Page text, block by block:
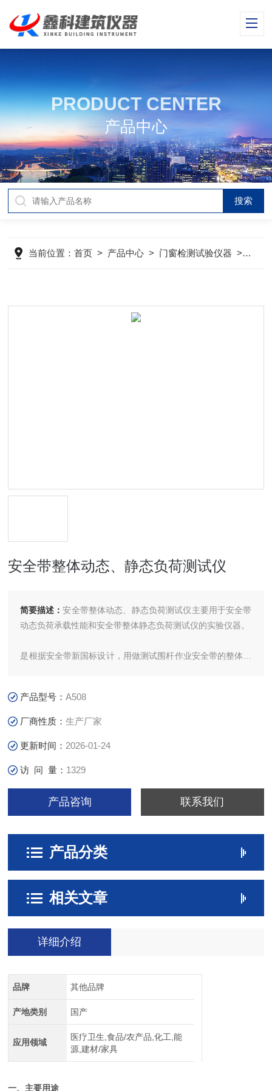
PRODUCT CENTER
产品中心
当前位置：首页 > 产品中心 > 门窗检测试验仪器 > 建筑
安全带整体动态、静态负荷测试仪
简要描述：安全带整体动态、静态负荷测试仪主要用于安全带
动态负荷承载性能和安全带整体静态负荷测试仪的实验仪器。
是根据安全带新国标设计，用做测试围杆作业安全带的整体静
产品型号：A508
厂商性质：生产厂家
更新时间： 2026-01-24
访 问 量： 1329
产品咨询 联系我们
产品分类
相关文章
详细介绍
品牌 其他品牌
产地类别 国产
应用领域
医疗卫生,食品/农产品,化工,能
源,建材/家具
一、主要用途